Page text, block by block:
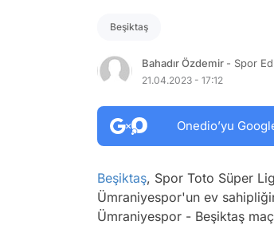
Beşiktaş
Bahadır Özdemir - Spor
21.04.2023 - 17:12
Onedio’yu
Beşiktaş, Spor Toto Süper
Ümraniyespor'un ev
Ümraniyespor - Beşiktaş